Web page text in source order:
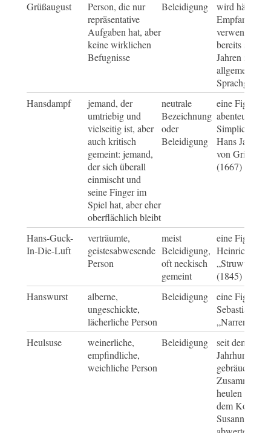
Grüßaugust
Person, die nur
repräsentative
Aufgaben hat, aber
keine wirklichen
Befugnisse
Beleidigung
wird häufig
verwendet,
bereits seit
Jahren zum
allgemeinen
Hansdampf
jemand, der
umtriebig und
vielseitig ist, aber
auch kritisch
gemeint: jemand,
der sich überall
einmischt und
seine Finger im
Spiel hat, aber eher
oberflächlich bleibt
neutrale
Bezeichnung
oder
Beleidigung
eine Figur
abenteuerliche
Hans Jakob
von
(1667)
Hans-Guck-
In-Die-Luft
verträumte,
geistesabwesende
Person
meist
Beleidigung,
oft neckisch
gemeint
eine Figur aus
Heinrich
(1845)
Hanswurst
alberne,
ungeschickte,
lächerliche Person
Beleidigung
eine Figur aus
Sebastian
Heulsuse
weinerliche,
empfindliche,
weichliche Person
Beleidigung
seit dem
Jahrhundert
gebräuchlich,
heulen =
dem
Susanne, der